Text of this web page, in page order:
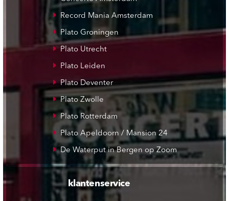
Record Mania Amsterdam
Plato Groningen
Plato Utrecht
Plato Leiden
Plato Deventer
Plato Zwolle
Plato Rotterdam
Plato Apeldoorn / Mansion 24
De Waterput in Bergen op Zoom
klantenservice